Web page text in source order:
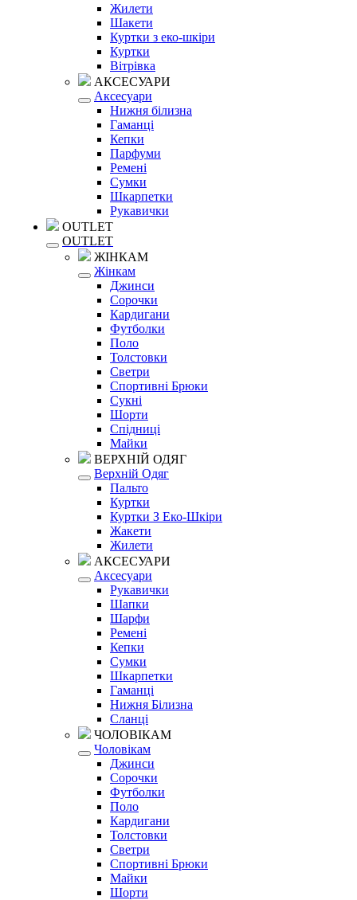
Жилети
Шакети
Куртки з еко-шкіри
Куртки
Вітрівка
АКСЕСУАРИ
Аксесуари
Нижня білизна
Гаманці
Кепки
Парфуми
Ремені
Сумки
Шкарпетки
Рукавички
OUTLET
OUTLET
ЖІНКАМ
Жінкам
Джинси
Сорочки
Кардигани
Футболки
Поло
Толстовки
Светри
Спортивні Брюки
Сукні
Шорти
Спідниці
Майки
ВЕРХНІЙ ОДЯГ
Верхній Одяг
Пальто
Куртки
Куртки З Еко-Шкіри
Жакети
Жилети
АКСЕСУАРИ
Аксесуари
Рукавички
Шапки
Шарфи
Ремені
Кепки
Сумки
Шкарпетки
Гаманці
Нижня Білизна
Сланці
ЧОЛОВІКАМ
Чоловікам
Джинси
Сорочки
Футболки
Поло
Кардигани
Толстовки
Светри
Спортивні Брюки
Майки
Шорти